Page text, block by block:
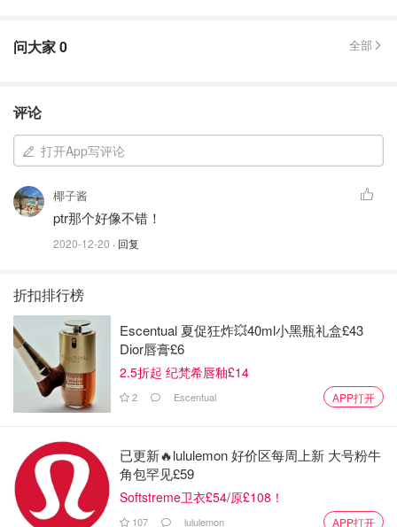
问大家0 全部
评论
打开App写评论
椰子酱
ptr那个好像不错！
2020-12-20 · 回复
折扣排行榜
Escentual 夏促狂炸💥40ml小黑瓶礼盒£43
Dior唇膏£6
2.5折起 纪梵希唇釉£14
2 Escentual APP打开
已更新🔥lululemon 好价区每周上新 大号粉牛
角包罕见£59
Softstreme卫衣£54/原£108！
107 lululemon APP打开